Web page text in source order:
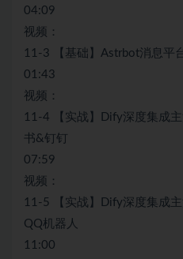
04:09
视频：
11-3 【基础】Astrbot消息平
01:43
视频：
11-4 【实战】Dify深度集成
书&钉钉
07:59
视频：
11-5 【实战】Dify深度集成
QQ机器人
11:00